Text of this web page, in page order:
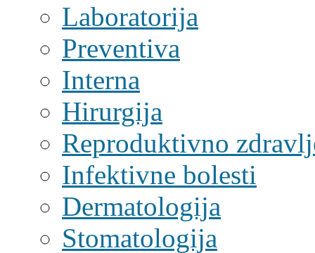
Laboratorija
Preventiva
Interna
Hirurgija
Reproduktivno
Infektivne bolesti
Dermatologija
Stomatologija